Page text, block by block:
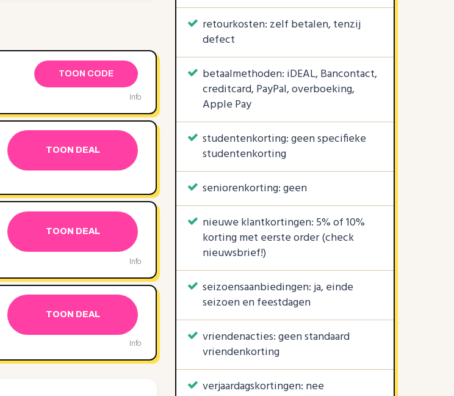
TOON CODE
Info
TOON DEAL
TOON DEAL
Info
TOON DEAL
Info
retourkosten: zelf betalen, tenzij
defect
betaalmethoden: iDEAL, Bancontact,
creditcard, PayPal, overboeking,
Apple Pay
studentenkorting: geen specifieke
studentenkorting
seniorenkorting: geen
nieuwe klantkortingen: 5% of 10%
korting met eerste order (check
nieuwsbrief!)
seizoensaanbiedingen: ja, einde
seizoen en feestdagen
vriendenacties: geen standaard
vriendenkorting
verjaardagskortingen: nee